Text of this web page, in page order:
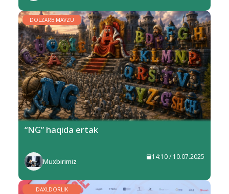
DOLZARB MAVZU
“NG” haqida ertak
Muxbirimiz
14:10 / 10.07.2025
DAXLDORLIK